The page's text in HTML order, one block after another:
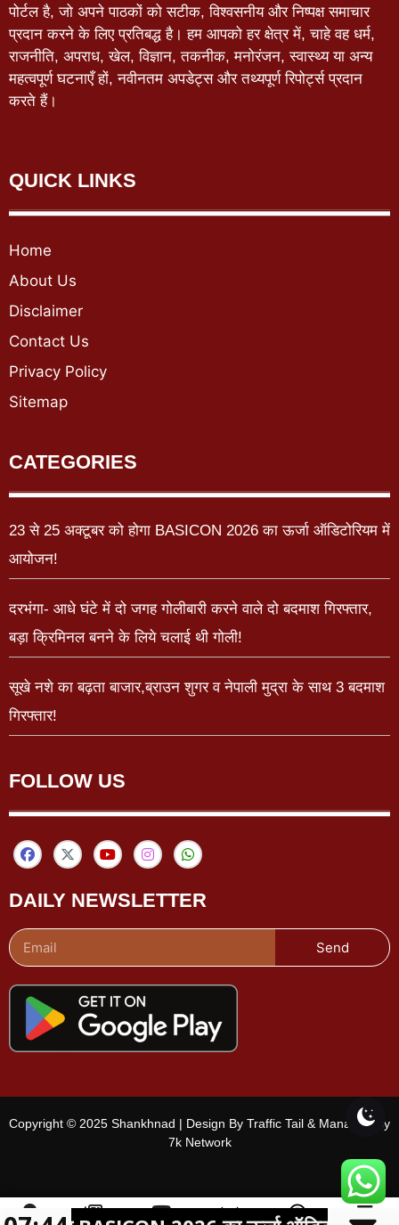
पोर्टल है, जो अपने पाठकों को सटीक, विश्वसनीय और निष्पक्ष समाचार
प्रदान करने के लिए प्रतिबद्ध है। हम आपको हर क्षेत्र में, चाहे वह धर्म,
राजनीति, अपराध, खेल, विज्ञान, तकनीक, मनोरंजन, स्वास्थ्य या अन्य
महत्वपूर्ण घटनाएँ हों, नवीनतम अपडेट्स और तथ्यपूर्ण रिपोर्ट्स प्रदान
करते हैं।
QUICK LINKS
Home
About Us
Disclaimer
Contact Us
Privacy Policy
Sitemap
CATEGORIES
23 से 25 अक्टूबर को होगा BASICON 2026 का ऊर्जा ऑडिटोरियम में
आयोजन!
दरभंगा- आधे घंटे में दो जगह गोलीबारी करने वाले दो बदमाश गिरफ्तार,
बड़ा क्रिमिनल बनने के लिये चलाई थी गोली!
सूखे नशे का बढ़ता बाजार,ब्राउन शुगर व नेपाली मुद्रा के साथ 3 बदमाश
गिरफ्तार!
FOLLOW US
DAILY NEWSLETTER
Send
Copyright © 2025 Shankhnad | Design By Traffic Tail & Managed By
7k Network